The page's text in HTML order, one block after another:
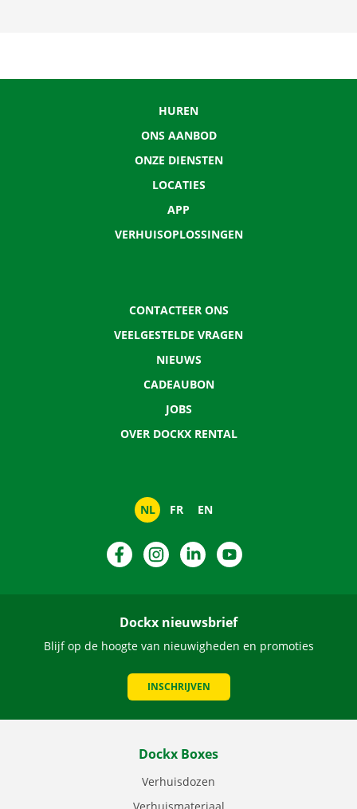
HUREN
ONS AANBOD
ONZE DIENSTEN
LOCATIES
APP
VERHUISOPLOSSINGEN
CONTACTEER ONS
VEELGESTELDE VRAGEN
NIEUWS
CADEAUBON
JOBS
OVER DOCKX RENTAL
NL FR EN
FacebookInstagramLinkedIn
Dockx nieuwsbrief
Blijf op de hoogte van nieuwigheden en promoties
INSCHRIJVEN
Dockx Boxes
Verhuisdozen